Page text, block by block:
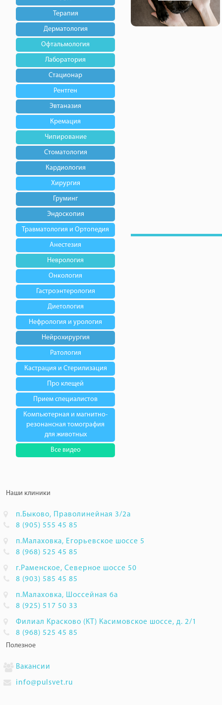
Терапия
Дерматология
Офтальмология
Лаборатория
Стационар
Рентген
Эвтаназия
Кремация
Чипирование
Стоматология
Кардиология
Хирургия
Груминг
Эндоскопия
Травматология и Ортопедия
Анестезия
Неврология
Онкология
Гастроэнтерология
Диетология
Нефрология и урология
Нейрохирургия
Ратология
Кастрация и Стерилизация
Про клещей
Прием специалистов
Компьютерная и магнитно-
резонансная томография
для животных
Все видео
Наши клиники
п.Быково, Праволинейная 3/2а
8 (905) 555 45 85
п.Малаховка, Егорьевское шоссе 5
8 (968) 525 45 85
г.Раменское, Северное шоссе 50
8 (903) 585 45 85
п.Малаховка, Шоссейная 6а
8 (925) 517 50 33
Филиал Красково (КТ) Касимовское шоссе, д. 2/1
8 (968) 525 45 85
Полезное
Вакансии
info@pulsvet.ru